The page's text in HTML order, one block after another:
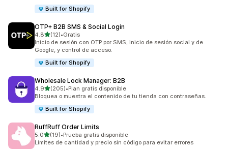
Built for Shopify
OTP+ B2B SMS & Social Login
4.8de 5 estrellas
(12)
12 reseñas en total
•Gratis
Inicio de sesión con OTP por SMS, inicio de sesión social y de
Google, y control de acceso.
Built for Shopify
Wholesale Lock Manager: B2B
4.9de 5 estrellas
(205)
205 reseñas en total
•Plan gratis disponible
Bloquea o muestra el contenido de tu tienda con contraseñas.
Built for Shopify
RuffRuff Order Limits
5.0de 5 estrellas
(19)
19 reseñas en total
•Prueba gratis disponible
Límites de cantidad y precio sin código para evitar errores